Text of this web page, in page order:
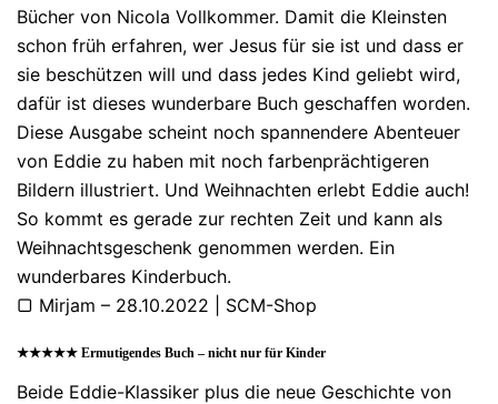
Bücher von Nicola Vollkommer. Damit die Kleinsten
schon früh erfahren, wer Jesus für sie ist und dass er
sie beschützen will und dass jedes Kind geliebt wird,
dafür ist dieses wunderbare Buch geschaffen worden.
Diese Ausgabe scheint noch spannendere Abenteuer
von Eddie zu haben mit noch farbenprächtigeren
Bildern illustriert. Und Weihnachten erlebt Eddie auch!
So kommt es gerade zur rechten Zeit und kann als
Weihnachtsgeschenk genommen werden. Ein
wunderbares Kinderbuch.
▢ Mirjam – 28.10.2022 | SCM-Shop
★★★★★ Ermutigendes Buch – nicht nur für Kinder
Beide Eddie-Klassiker plus die neue Geschichte von